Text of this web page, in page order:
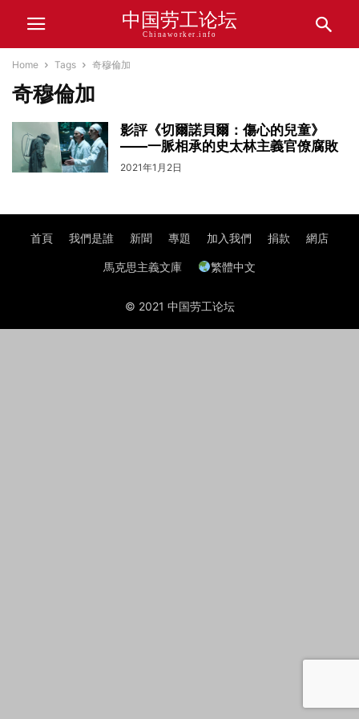
中国劳工论坛
Chinaworker.info
Home Tags 奇穆倫加
奇穆倫加
影評《切爾諾貝爾：傷心的兒童》
——一脈相承的史太林主義官僚腐敗
2021年1月2日
首頁 我們是誰 新聞 專題 加入我們 捐款 網店
馬克思主義文庫 繁體中文
© 2021 中国劳工论坛